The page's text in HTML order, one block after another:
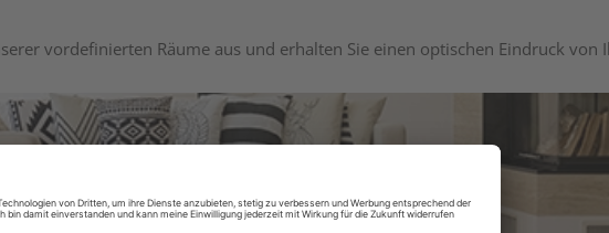
vordefinierten Räume aus und erhalten Sie einen optischen Eindruck von